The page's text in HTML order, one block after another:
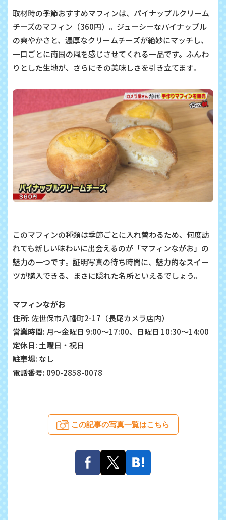
取材時の季節おすすめマフィンは、パイナップルクリーム
チーズのマフィン（360円）。ジューシーなパイナップル
の爽やかさと、濃厚なクリームチーズが絶妙にマッチし、
一口ごとに南国の風を感じさせてくれる一品です。ふんわ
りとした生地が、さらにその美味しさを引き立てます。
このマフィンの種類は季節ごとに入れ替わるため、何度訪
れても新しい味わいに出会えるのが「マフィンながお」の
魅力の一つです。証明写真の待ち時間に、魅力的なスイー
ツが購入できる、まさに隠れた名所といえるでしょう。
マフィンながお
住所: 佐世保市八幡町2-17（長尾カメラ店内）
営業時間: 月～金曜日 9:00～17:00、日曜日 10:30～14:00
定休日: 土曜日・祝日
駐車場: なし
電話番号: 090-2858-0078
この記事の写真一覧はこちら